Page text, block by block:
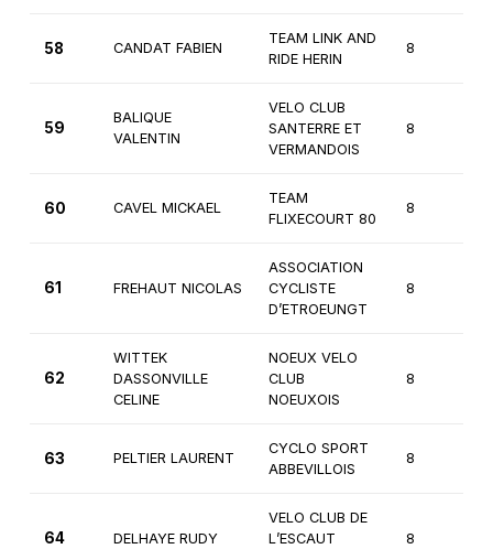
58 CANDAT FABIEN
TEAM LINK AND
RIDE HERIN
8
59
BALIQUE
VALENTIN
VELO CLUB
SANTERRE ET
VERMANDOIS
8
60 CAVEL MICKAEL
TEAM
FLIXECOURT 80
8
61 FREHAUT NICOLAS
ASSOCIATION
CYCLISTE
D’ETROEUNGT
8
62
WITTEK
DASSONVILLE
CELINE
NOEUX VELO
CLUB
NOEUXOIS
8
63 PELTIER LAURENT
CYCLO SPORT
ABBEVILLOIS
8
64 DELHAYE RUDY
VELO CLUB DE
L’ESCAUT
8